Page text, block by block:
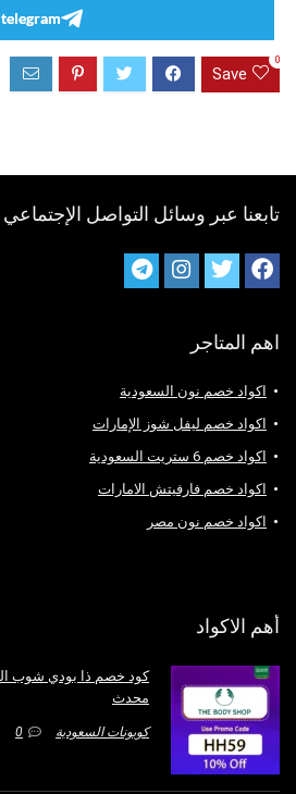
telegram
Save
0
تابعنا عبر وسائل التواصل الإجتماعي
اهم المتاجر
اكواد خصم نون السعودية
اكواد خصم ليفل شوز الإمارات
اكواد خصم 6 ستريت السعودية
اكواد خصم فارفيتش الامارات
اكواد خصم نون مصر
أهم الاكواد
محدث
كوبونات السعودية 0